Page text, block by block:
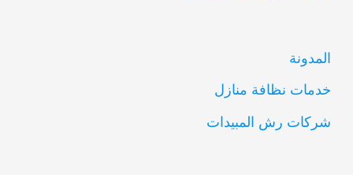
المدونة
خدمات نظافة منازل
شركات رش المبيدات